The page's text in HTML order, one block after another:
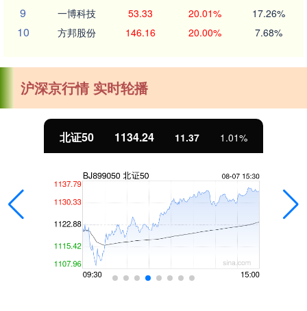
9 一博科技 53.33 20.01% 17.26%
10 方邦股份 146.16 20.00% 7.68%
沪深京行情 实时轮播
北证50 1134.24 11.37 1.01%